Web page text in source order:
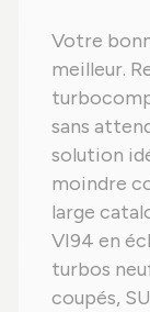
Votre
meilleur.
sans
solution
moindre
large
VI94 en
turbos
coupés,